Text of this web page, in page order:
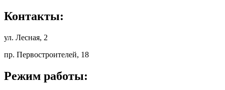
Контакты:
ул. Лесная, 2
пр. Первостроителей, 18
Режим работы: